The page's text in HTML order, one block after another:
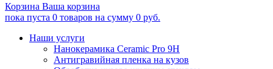
Корзина Ваша корзина
пока пуста 0 товаров на сумму 0 руб.
Наши услуги
Нанокерамика Ceramic Pro 9H
Антигравийная пленка на кузов